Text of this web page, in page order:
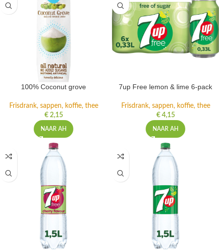
100% Coconut grove
Frisdrank, sappen, koffie, thee
€2,15
NAAR AH
7up Free lemon & lime 6-pack
Frisdrank, sappen, koffie, thee
€4,15
NAAR AH